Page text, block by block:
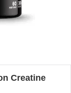
Creatine